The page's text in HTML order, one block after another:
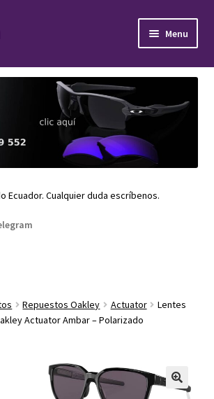
Menu
child
menu
Expand
menu
Ecuador. Cualquier duda escríbenos.
Repuestos Oakley Actuator
Lentes
Actuator Ambar – Polarizado